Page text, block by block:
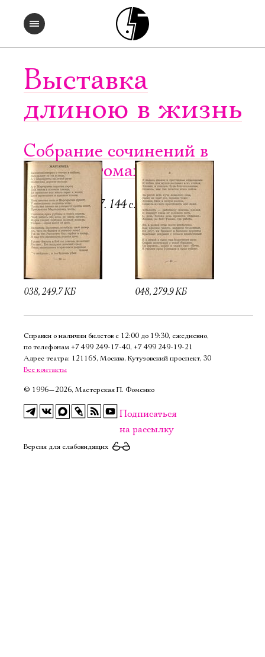
Выставка
длиною в жизнь
Собрание сочинений в
четырех томах. Т. 2
Регенсбург, 1947. 144 с.
038, 249.7 КБ 048, 279.9 КБ
Справки о наличии билетов с 12:00 до 19:30, ежедневно,
по телефонам +7 499 249‑17‑40, +7 499 249‑19‑21
Адрес театра: 121165, Москва, Кутузовский проспект, 30
Все контакты
© 1996—2026, Мастерская П. Фоменко
Подписаться
на рассылку
Версия для слабовидящих